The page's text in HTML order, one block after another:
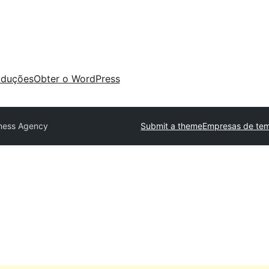
Obter o WordPress
Agency Submit a themeEmpresas de